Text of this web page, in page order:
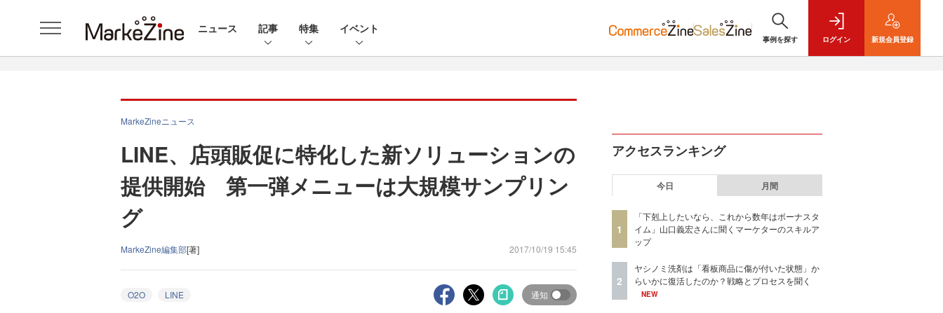
ニュース 記事 特集 イベント
事例を探す ログイン 新規会員登録
MarkeZineニュース
LINE、店頭販促に特化した新ソリューションの
提供開始 第一弾メニューは大規模サンプリン
グ
MarkeZine編集部[著] 2017/10/19 15:45
O2O LINE 通知
アクセスランキング
今日 月間
1
「下剋上したいなら、これから数年はボーナスタ
イム」山口義宏さんに聞くマーケターのスキルア
ップ
2
ヤシノミ洗剤は「看板商品に傷が付いた状態」か
らいかに復活したのか？戦略とプロセスを聞く
NEW